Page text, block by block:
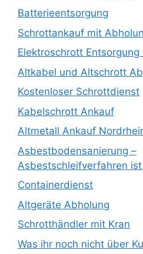
Batterieentsorgung
Schrottankauf mit
Elektroschrott
Altkabel und Altschrott
Kostenloser Schrottdienst
Kabelschrott Ankauf
Altmetall Ankauf
Asbestbodensanierung –
Asbestschleifverfahren
Containerdienst
Altgeräte Abholung
Schrotthändler mit Kran
Was ihr noch nicht über